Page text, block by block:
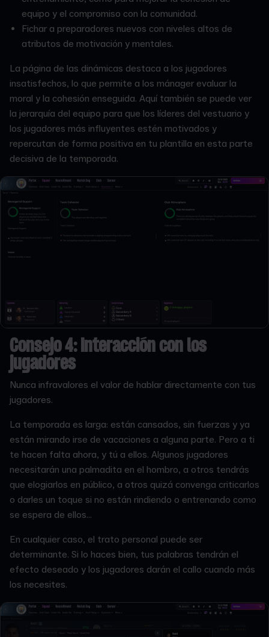
equipo y el compromiso con la comunidad.
Fichar a preparadores nuevos con niveles altos de
atributos de motivación y mentales.
La página de las dinámicas destaca a los jugadores
insatisfechos, lo que permite a los mánager evaluar la
moral y la cohesión enseguida. Aquí también se puede ver
la jerarquía del equipo para que los líderes del vestuario y
los jugadores más influyentes estén motivados y
repercutan de forma positiva en tu plantilla en esta parte
decisiva de la temporada.
Consejo 4: Interacción con los
jugadores
Nunca infravalores el valor de hablar directamente con tus
jugadores.
La temporada es larga: están cansados, sin fuerzas y ya
están mirando irse de vacaciones a alguna parte. Pero a ti
te hacen falta ahora, y tú a ellos. Algunos jugadores
necesitarán una palmadita en el hombro, a otros tendrás
que elogiarlos en público, a otros quizá convenga criticarlos
o darles un toque si no están rindiendo o entrenando como
se espera de ellos...
En cualquier caso, el trato personal puede ser
determinante. Si lo haces bien, tus palabras tendrán el
efecto deseado y los jugadores darán el callo cuando más
los necesites.